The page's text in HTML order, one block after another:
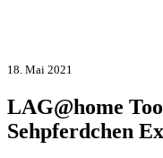
18. Mai 2021
LAG@home
Sehpferdchen